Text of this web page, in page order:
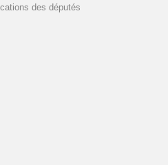
des députés